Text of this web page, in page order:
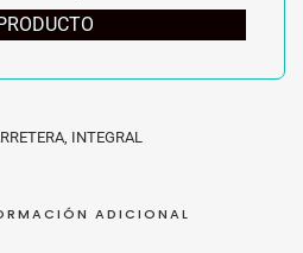
, INTEGRAL
ADICIONAL